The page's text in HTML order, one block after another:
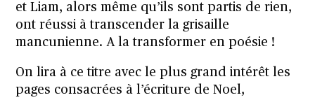
et Liam, alors même qu’ils sont partis de rien,
ont réussi à transcender la grisaille
mancunienne. A la transformer en poésie !
On lira à ce titre avec le plus grand intérêt les
pages consacrées à l’écriture de Noel,